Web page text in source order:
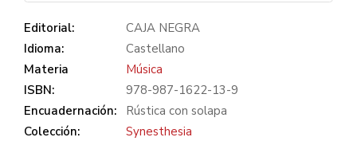
Editorial:
CAJA NEGRA
Idioma:
Castellano
Materia
Música
ISBN:
978-987-1622-13-9
Encuadernación:
Rústica con solapa
Colección:
Synesthesia